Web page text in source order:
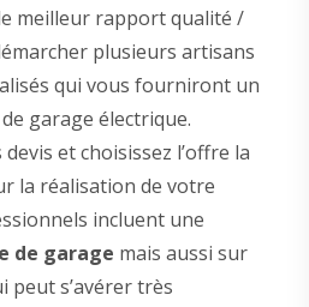
meilleur rapport qualité /
plusieurs artisans
qui vous fourniront un
garage électrique.
et choisissez l’offre la
la réalisation de votre
incluent une
de garage mais aussi sur
peut s’avérer très